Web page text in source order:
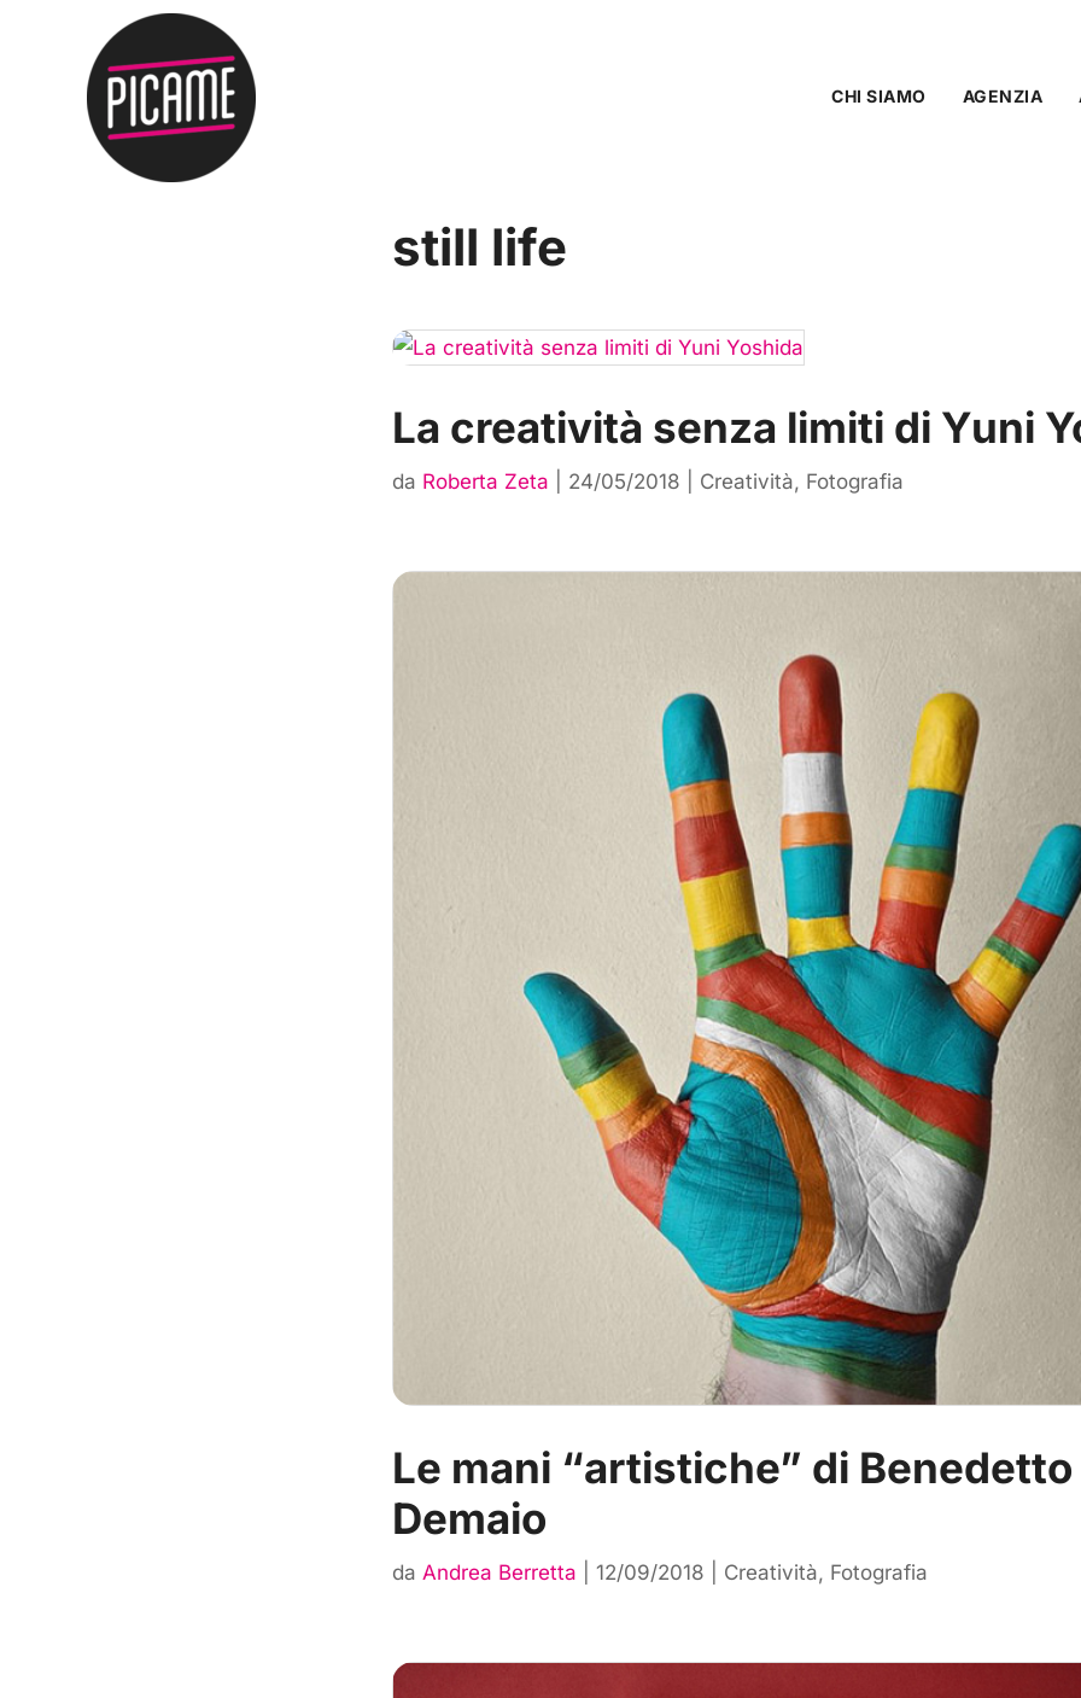
CHI SIAMO AGENZIA
still life
La creatività senza limiti di Yuni
da Roberta Zeta 24/05/2018 Creatività, Fotografia
Le mani “artistiche” di Benedetto
Demaio
daAndrea Berretta |12/09/2018 Creatività, Fotografia